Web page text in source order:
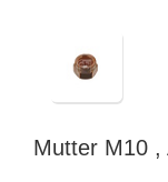
Mutter M10 ,